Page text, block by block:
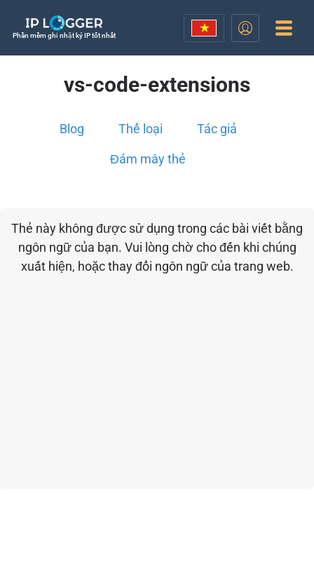
Phần mềm ghi nhật ký IP tốt nhất
vs-code-extensions
Blog Thể loại Tác giả
Đám mây thẻ